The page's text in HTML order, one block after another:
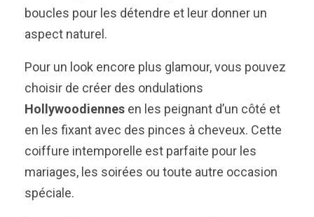
boucles pour les détendre et leur donner un
aspect naturel.
Pour un look encore plus glamour, vous pouvez
choisir de créer des ondulations
Hollywoodiennes en les peignant d’un côté et
en les fixant avec des pinces à cheveux. Cette
coiffure intemporelle est parfaite pour les
mariages, les soirées ou toute autre occasion
spéciale.